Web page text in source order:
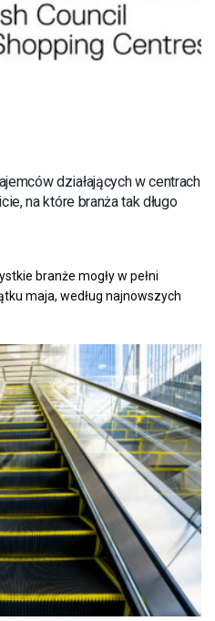
działających w centrach
na które branża tak długo
branże mogły w pełni
maja, według najnowszych